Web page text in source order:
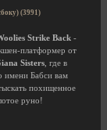
(3991)
Strike Back -
платформер от
Sisters , где в
имени Бабси вам
похищенное
руно!